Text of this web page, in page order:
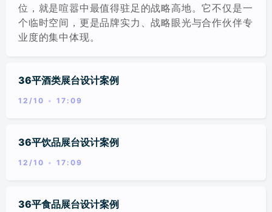
位，就是喧嚣中最值得驻足的战略高地。它不仅是一
个临时空间，更是品牌实力、战略眼光与合作伙伴专
业度的集中体现。
36平酒类展台设计案例
12/10 17:09
36平饮品展台设计案例
12/10 17:09
36平食品展台设计案例